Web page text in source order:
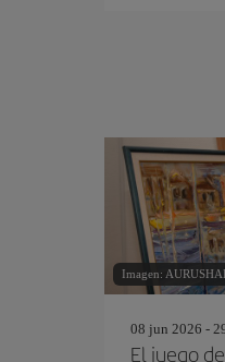
Imagen:
08 jun 2026 -
El juego